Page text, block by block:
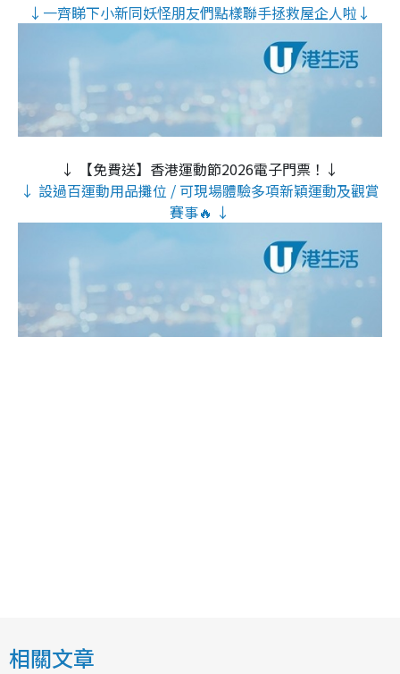
↓一齊睇下小新同妖怪朋友們點樣聯手拯救屋企人啦↓
↓ 【免費送】香港運動節2026電子門票！↓
↓ 設過百運動用品攤位 / 可現場體驗多項新穎運動及觀賞
賽事🔥 ↓
相關文章